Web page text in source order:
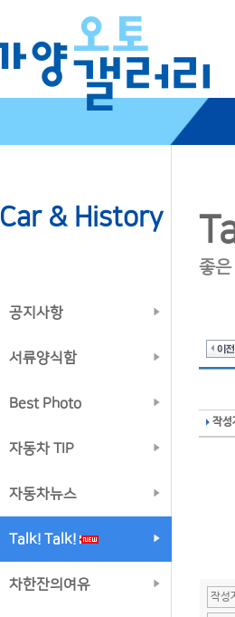
Car & History
공지사항
서류양식함
Best Photo
자동차 TIP
자동차뉴스
Talk! Talk!
차한잔의여유
좋
작성